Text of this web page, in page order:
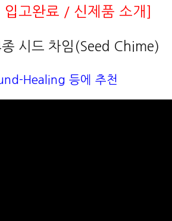
고완료 / 신제품 소개]
시드 차임(Seed Chime)
Healing 등에 추천